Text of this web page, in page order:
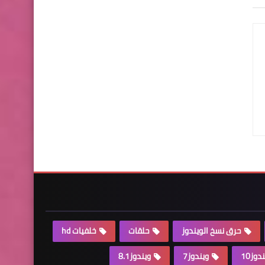
حرق نسخ الويندوز حلقات
خلفيات hd
ويندوز7 ويندوز8.1